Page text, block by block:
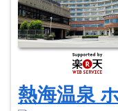
熱海温泉